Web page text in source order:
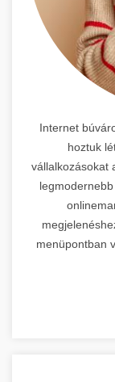
Internet
hoztuk
vállalkozásokat
menüpontban